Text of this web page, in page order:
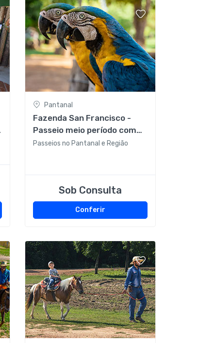
Pantanal
Fazenda San Francisco -
Passeio meio período com
almoço (1/2 day use Safári
Passeios no Pantanal e Região
Sob Consulta
Conferir